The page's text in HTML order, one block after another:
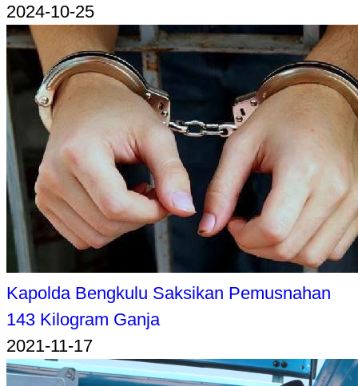
2024-10-25
Kapolda Bengkulu Saksikan Pemusnahan
143 Kilogram Ganja
2021-11-17